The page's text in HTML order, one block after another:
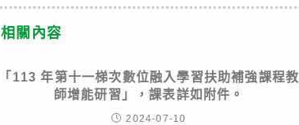
相關內容
「113 年第十一梯次數位融入學習扶助補強課程教
師增能研習」，課表詳如附件。
2024-07-10